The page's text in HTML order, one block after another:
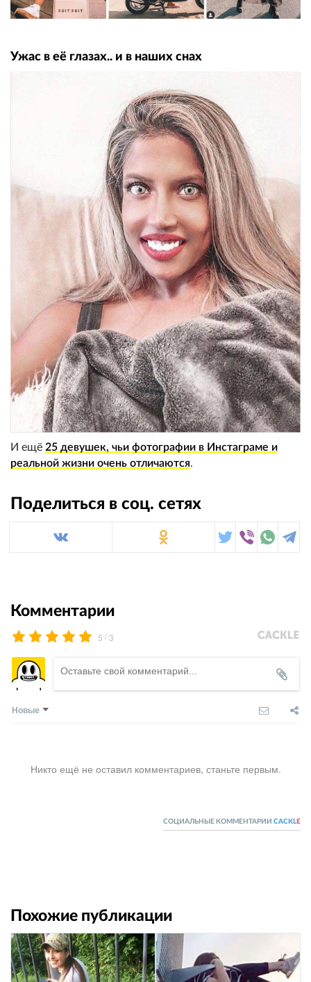
Ужас в её глазах.. и в наших снах
И ещё 25 девушек, чьи фотографии в Инстаграме и
реальной жизни очень отличаются.
Поделиться в соц. сетях
Комментарии
5 /3
Новые
Никто ещё не оставил комментариев, станьте первым.
СОЦИАЛЬНЫЕ КОММЕНТАРИИ CACKL E
Похожие публикации